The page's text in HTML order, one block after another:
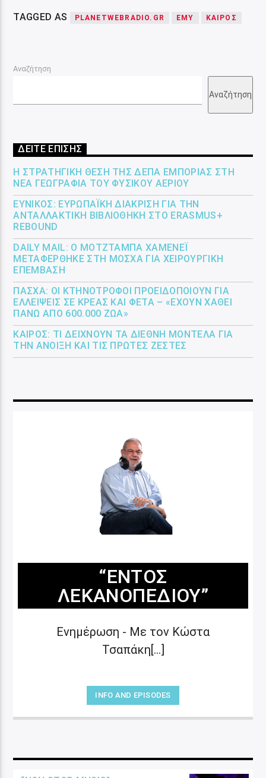
TAGGED AS PLANETWEBRADIO.GR ΕΜΥ ΚΑΙΡΟΣ
Αναζήτηση
Αναζήτηση
ΔΕΙΤΕ ΕΠΙΣΗΣ
Η ΣΤΡΑΤΗΓΙΚΉ ΘΈΣΗ ΤΗΣ ΔΕΠΑ ΕΜΠΟΡΊΑΣ ΣΤΗ
ΝΈΑ ΓΕΩΓΡΑΦΊΑ ΤΟΥ ΦΥΣΙΚΟΎ ΑΕΡΊΟΥ
ΕΎΝΙΚΟΣ: ΕΥΡΩΠΑΪΚΉ ΔΙΆΚΡΙΣΗ ΓΙΑ ΤΗΝ
ΑΝΤΑΛΛΑΚΤΙΚΉ ΒΙΒΛΙΟΘΉΚΗ ΣΤΟ ERASMUS+
REBOUND
DAILY MAIL: Ο ΜΟΤΖΤΆΜΠΑ ΧΑΜΕΝΕΪ́
ΜΕΤΑΦΈΡΘΗΚΕ ΣΤΗ ΜΌΣΧΑ ΓΙΑ ΧΕΙΡΟΥΡΓΙΚΉ
ΕΠΈΜΒΑΣΗ
ΠΆΣΧΑ: ΟΙ ΚΤΗΝΟΤΡΌΦΟΙ ΠΡΟΕΙΔΟΠΟΙΟΎΝ ΓΙΑ
ΕΛΛΕΊΨΕΙΣ ΣΕ ΚΡΈΑΣ ΚΑΙ ΦΈΤΑ – «ΈΧΟΥΝ ΧΑΘΕΊ
ΠΆΝΩ ΑΠΌ 600.000 ΖΏΑ»
ΚΑΙΡΌΣ: ΤΙ ΔΕΊΧΝΟΥΝ ΤΑ ΔΙΕΘΝΉ ΜΟΝΤΈΛΑ ΓΙΑ
ΤΗΝ ΆΝΟΙΞΗ ΚΑΙ ΤΙΣ ΠΡΏΤΕΣ ΖΈΣΤΕΣ
“ΕΝΤΌΣ
ΛΕΚΑΝΟΠΕΔΊΟΥ”
Ενημέρωση - Με τον Κώστα
Τσαπάκη[...]
INFO AND EPISODES